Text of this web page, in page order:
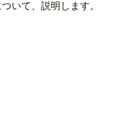
いて、説明します。